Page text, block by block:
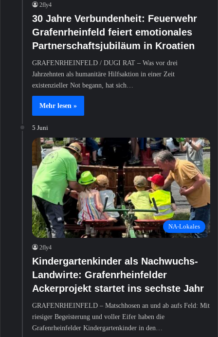
2fly4
30 Jahre Verbundenheit: Feuerwehr
Grafenrheinfeld feiert emotionales
Partnerschaftsjubiläum in Kroatien
GRAFENRHEINFELD / DUGI RAT – Was vor drei
Jahrzehnten als humanitäre Hilfsaktion in einer Zeit
existenzieller Not begann, hat sich…
Mehr lesen »
5 Juni
NA-Lokales
2fly4
Kindergartenkinder als Nachwuchs-
Landwirte: Grafenrheinfelder
Ackerprojekt startet ins sechste Jahr
GRAFENRHEINFELD – Matschhosen an und ab aufs Feld: Mit
riesiger Begeisterung und voller Eifer haben die
Grafenrheinfelder Kindergartenkinder in den…